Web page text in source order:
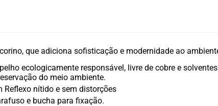
que adiciona sofisticação e modernidade ao
ecologicamente responsável, livre de cobre e
do meio ambiente.
Reflexo nítido e sem distorções
e bucha para fixação.